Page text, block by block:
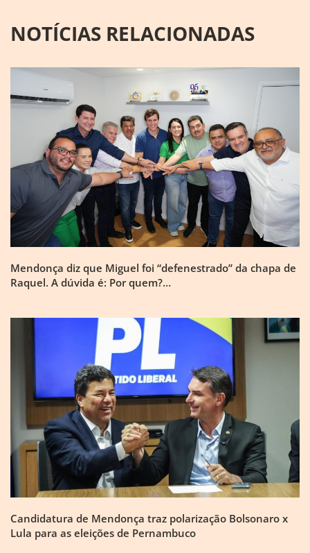
NOTÍCIAS RELACIONADAS
Mendonça diz que Miguel foi “defenestrado” da chapa de
Raquel. A dúvida é: Por quem?…
Candidatura de Mendonça traz polarização Bolsonaro x
Lula para as eleições de Pernambuco